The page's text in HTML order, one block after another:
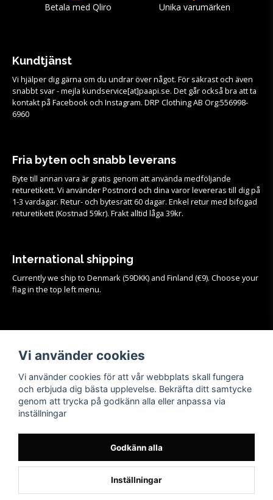
Betala med Qliro
Unika varumärken
Kundtjänst
Vi hjälper dig gärna om du undrar över något. För säkrast och även
snabbt svar - mejla kundservice[at]paapi.se. Det går också bra att ta
kontakt på Facebook och Instagram. DRP Clothing AB Org:556998-
6960
Fria byten och snabb leverans
Byte till annan vara är gratis genom att använda medföljande
returetikett. Vi använder Postnord och dina varor levereras till dig på
1-3 vardagar. Retur- och bytesrätt 60 dagar. Enkel retur med bifogad
returetikett (Kostnad 59kr). Frakt alltid låga 39kr.
International shipping
Currently we ship to Denmark (59DKK) and Finland (€9). Choose your
flag in the top left menu.
Se samtliga köpvillkor och mer info om frakt, retur och byten
Vi använder cookies
Vi använder cookies för att vår webbplats skall fungera
och erbjuda dig bästa upplevelse. Bekräfta ditt samtycke
genom att trycka på godkänn alla eller anpassa via
inställningar
Godkänn alla
Inställningar